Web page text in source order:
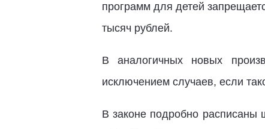
программ для детей
тысяч рублей.
В аналогичных новых
исключением случаев, если
В законе подробно